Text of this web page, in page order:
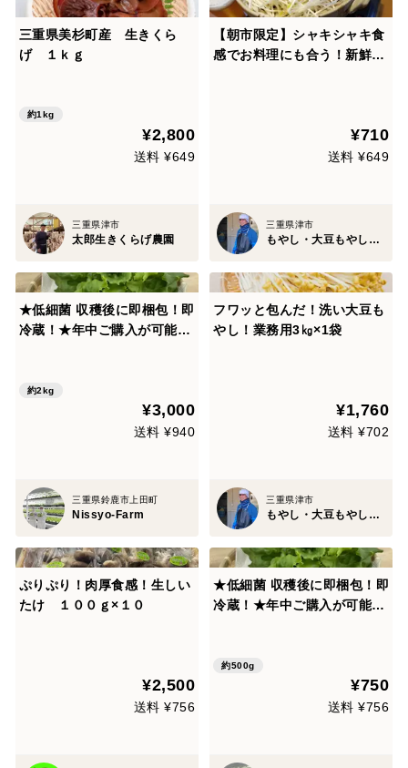
三重県美杉町産 生きくら
げ １ｋｇ
約1kg
¥2,800
送料 ¥649
三重県津市
太郎生きくらげ農園
【朝市限定】シャキシャキ食
感でお料理にも合う！新鮮な
¥710
送料 ¥649
三重県津市
もやし・大豆もやし製造卸 小銭商店
★低細菌 収穫後に即梱包！即
冷蔵！★年中ご購入が可能！
イな」リーフレタス【大ぶり
20株入り 1株平均100g】ク
リーンルームで水耕栽培！
約2kg
¥3,000
送料 ¥940
三重県鈴鹿市上田町
Nissyo-Farm
フワッと包んだ！洗い大豆も
やし！業務用3㎏×1袋
¥1,760
送料 ¥702
三重県津市
もやし・大豆もやし製造卸 小銭商店
ぷりぷり！肉厚食感！生しい
たけ １００ｇ×１０
¥2,500
送料 ¥756
★低細菌 収穫後に即梱包！即
冷蔵！★年中ご購入が可能！
イな」リーフレタス【大ぶり
5株入り 1株平均100g】クリ
ーンルームで水耕栽培！
約500g
¥750
送料 ¥756